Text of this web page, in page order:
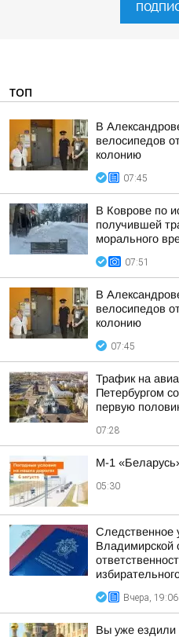
ТОП
В
велосипедов
колонию
07:45
В Коврове по
получившей
морального
07:51
В
велосипедов
колонию
07:45
Трафик на
Петербургом
первую
07:28
М-1
05:30
Следственное
Владимирской
Вчера, 19:06
Вы уже ездили